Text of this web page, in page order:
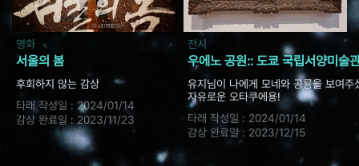
영화
서울의 봄
후회하지 않는 감상
타래 작성일 : 2024/01/14
감상 완료일 : 2023/11/23
전시
우에노 공원:: 도쿄 국립서양미술
유지님이 나에게 모네와 공룡을 보여주
자유로운 오타쿠에용!
타래 작성일 : 2024/01/14
감상 완료일 : 2023/12/15